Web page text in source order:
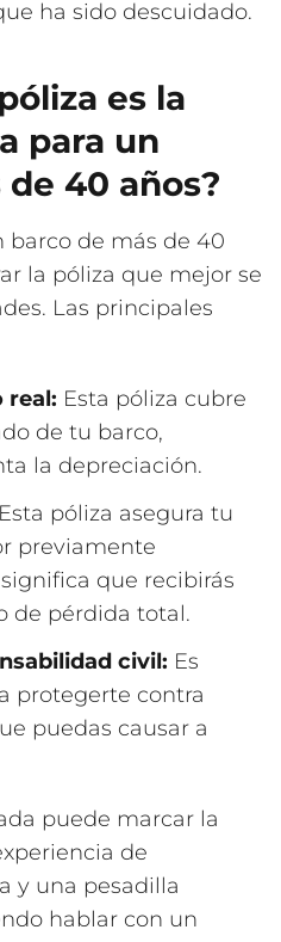
ha sido descuidado.
es la
para un
40 años?
barco de más de 40
la póliza que mejor se
Las principales
real: Esta póliza cubre
de tu barco,
la depreciación.
Esta póliza asegura tu
previamente
que recibirás
de pérdida total.
civil: Es
protegerte contra
puedas causar a
puede marcar la
de
y una pesadilla
hablar con un